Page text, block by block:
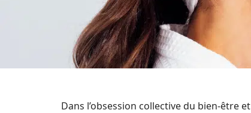
Dans l’obsession collective du bien-être